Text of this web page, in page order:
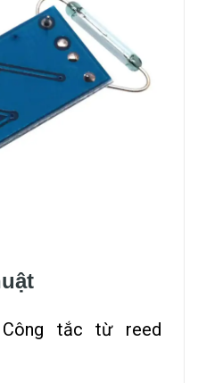
tắc từ reed